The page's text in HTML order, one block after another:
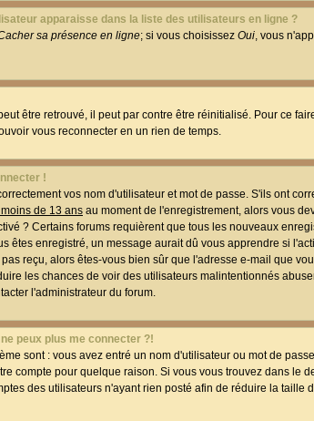
apparaisse dans la liste des utilisateurs en ligne ?
sa présence en ligne; si vous choisissez Oui, vous
être retrouvé, il peut par contre être réinitialisé. Pour ce
vous reconnecter en un rien de temps.
!
vos nom d'utilisateur et mot de passe. S'ils ont
de 13 ans au moment de l'enregistrement, alors vous
? Certains forums requièrent que tous les nouveaux
êtes enregistré, un message aurait dû vous apprendre si
reçu, alors êtes-vous bien sûr que l'adresse e-mail que
les chances de voir des utilisateurs malintentionnés
l'administrateur du forum.
peux plus me connecter ?!
sont : vous avez entré un nom d'utilisateur ou mot de
compte pour quelque raison. Si vous vous trouvez dans le
des utilisateurs n'ayant rien posté afin de réduire la